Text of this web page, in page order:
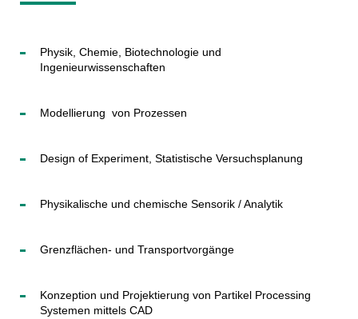
Physik, Chemie, Biotechnologie und
Ingenieurwissenschaften
Modellierung von Prozessen
Design of Experiment, Statistische Versuchsplanung
Physikalische und chemische Sensorik / Analytik
Grenzflächen- und Transportvorgänge
Konzeption und Projektierung von Partikel Processing
Systemen mittels CAD